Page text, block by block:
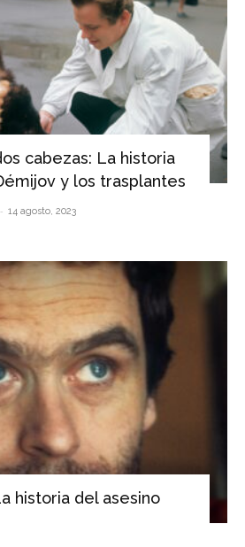
cabezas: La historia
y los trasplantes
- 14 agosto, 2023
historia del asesino